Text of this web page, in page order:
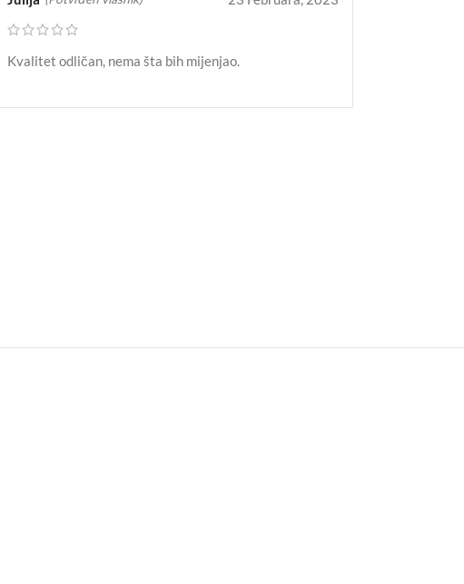
Kvalitet odličan, nema šta bih mijenjao.